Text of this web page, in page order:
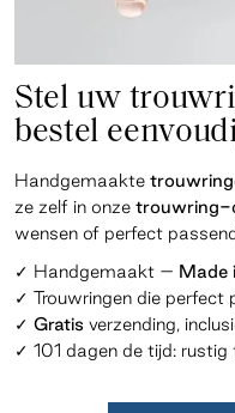
Stel uw
bestel
Handgemaakte
ze zelf in onze trouwring-
wensen of perfect
✓ Handgemaakt – Made
✓ Trouwringen die perfect
✓ Gratis verzending,
✓ 101 dagen de tijd: rustig